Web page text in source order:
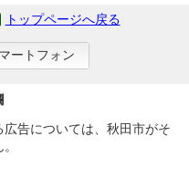
トップページへ戻る
ートフォン
告については、秋田市がそ